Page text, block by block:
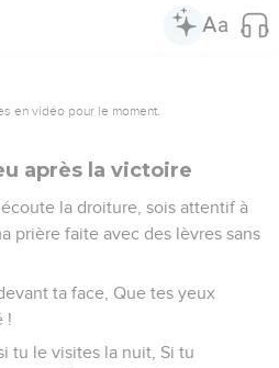
en vidéo pour le moment.
après la victoire
la droiture, sois attentif à
prière faite avec des lèvres sans
ta face, Que tes yeux
!
tu le visites la nuit, Si tu